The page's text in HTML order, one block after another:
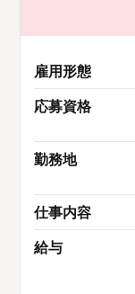
雇用形態
応募資格
勤務地
仕事内容
給与